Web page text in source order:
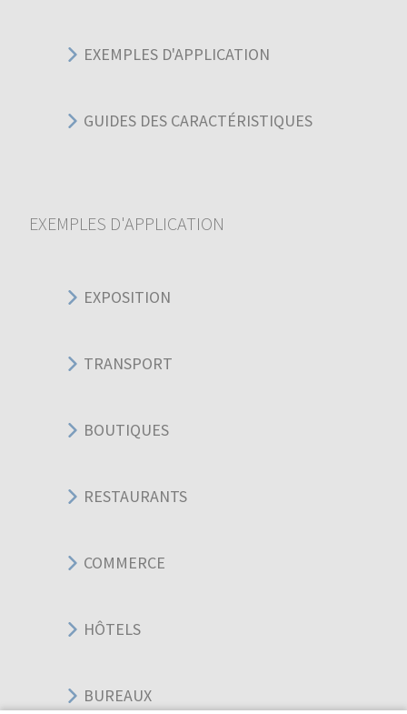
EXEMPLES D'APPLICATION
GUIDES DES CARACTÉRISTIQUES
EXEMPLES D'APPLICATION
EXPOSITION
TRANSPORT
BOUTIQUES
RESTAURANTS
COMMERCE
HÔTELS
BUREAUX